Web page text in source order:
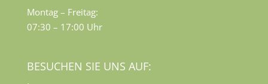
Montag – Freitag:
07:30 – 17:00 Uhr
BESUCHEN SIE UNS AUF: